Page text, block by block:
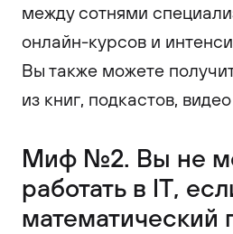
между сотнями
онлайн-курсов и
Вы также можете
из книг, подкастов,
Миф №2. Вы не
работать в IT,
математический